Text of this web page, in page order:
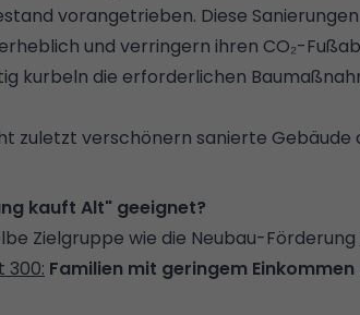
vorangetrieben. Diese
und verringern ihren CO₂-
kurbeln die erforderlichen
zuletzt verschönern sanierte Gebäude
kauft Alt" geeignet?
Zielgruppe wie die Neubau-Förderung
300: Familien mit geringem